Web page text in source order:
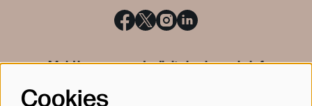
Meld je aan voor de digitale nieuwsbrief
Cookies